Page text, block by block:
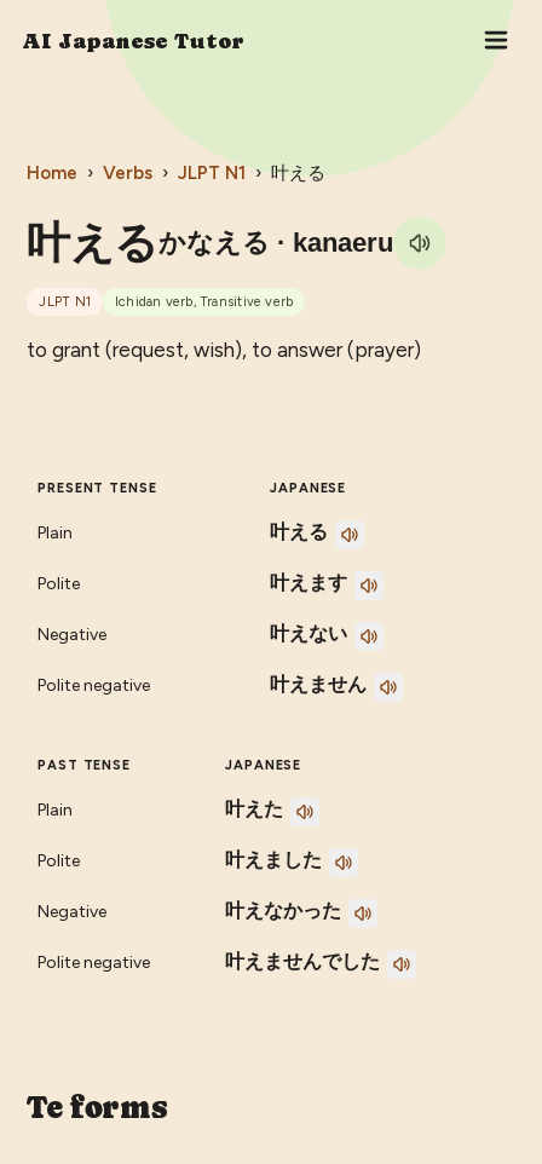
AI Japanese Tutor
Home › Verbs › JLPT N1 › 叶える
叶える かなえる · kanaeru
JLPT N1 Ichidan verb, Transitive verb
to grant (request, wish), to answer (prayer)
PRESENT TENSE JAPANESE
Plain 叶える
Polite 叶えます
Negative 叶えない
Polite negative 叶えません
PAST TENSE JAPANESE
Plain 叶えた
Polite 叶えました
Negative 叶えなかった
Polite negative 叶えませんでした
Te forms